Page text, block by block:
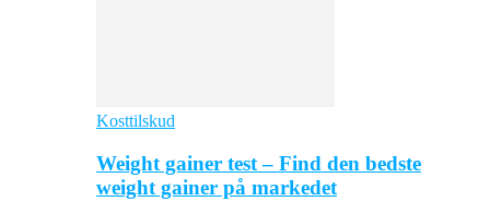
Kosttilskud
Weight gainer test – Find den bedste
weight gainer på markedet